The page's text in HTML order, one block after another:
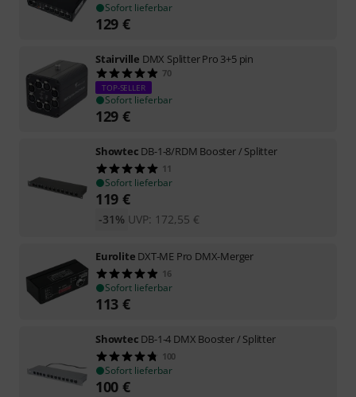
Sofort lieferbar
129 €
Stairville DMX Splitter Pro 3+5 pin
70
TOP-SELLER
Sofort lieferbar
129 €
Showtec DB-1-8/RDM Booster / Splitter
11
Sofort lieferbar
119 €
UVP: 172,55 €
-31%
Eurolite DXT-ME Pro DMX-Merger
16
Sofort lieferbar
113 €
Showtec DB-1-4 DMX Booster / Splitter
100
Sofort lieferbar
100 €